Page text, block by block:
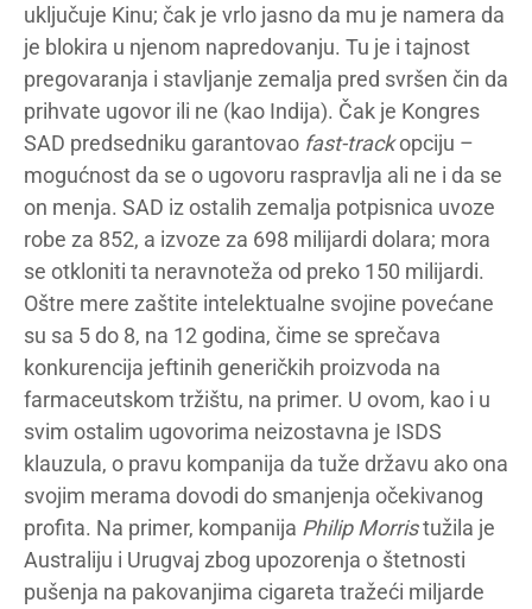
uključuje Kinu; čak je vrlo jasno da mu je namera da
je blokira u njenom napredovanju. Tu je i tajnost
pregovaranja i stavljanje zemalja pred svršen čin da
prihvate ugovor ili ne (kao Indija). Čak je Kongres
SAD predsedniku garantovao fast-trackopciju –
mogućnost da se o ugovoru raspravlja ali ne i da se
on menja. SAD iz ostalih zemalja potpisnica uvoze
robe za 852, a izvoze za 698 milijardi dolara; mora
se otkloniti ta neravnoteža od preko 150 milijardi.
Oštre mere zaštite intelektualne svojine povećane
su sa 5 do 8, na 12 godina, čime se sprečava
konkurencija jeftinih generičkih proizvoda na
farmaceutskom tržištu, na primer. U ovom, kao i u
svim ostalim ugovorima neizostavna je ISDS
klauzula, o pravu kompanija da tuže državu ako ona
svojim merama dovodi do smanjenja očekivanog
profita. Na primer, kompanija Philip Morristužila je
Australiju i Urugvaj zbog upozorenja o štetnosti
pušenja na pakovanjima cigareta tražeći miljarde